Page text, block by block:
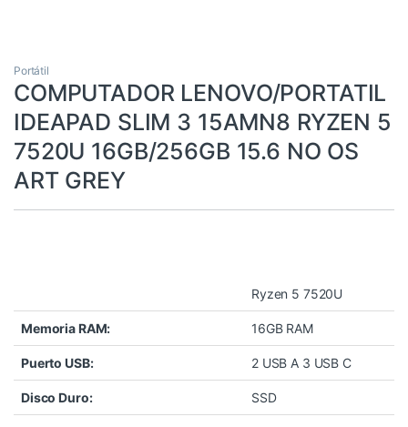
Portátil
COMPUTADOR LENOVO/PORTATIL
IDEAPAD SLIM 3 15AMN8 RYZEN 5
7520U 16GB/256GB 15.6 NO OS
ART GREY
Ryzen 5 7520U
Memoria RAM: 16GB RAM
Puerto USB: 2 USB A 3 USB C
Disco Duro: SSD